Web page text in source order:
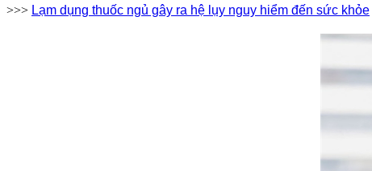
>>> Lạm dụng thuốc ngủ gây ra hệ lụy nguy hiểm đến sức khỏe